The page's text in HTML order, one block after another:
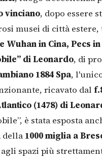
vinciano, dopo essere
musei di città estere,
Wuhan in Cina, Pecs
di Leonardo, di
1884 Spa,
ricavato dal
(1478) di
è stata esposta
della 1000 miglia a
spazi più